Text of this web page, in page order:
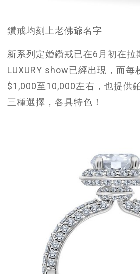
鑽戒均刻上老佛爺名字
新系列定婚鑽戒已在6月初在拉
LUXURY show已經出現，而每
$1,000至10,000左右，也提供
三種選擇，各具特色！